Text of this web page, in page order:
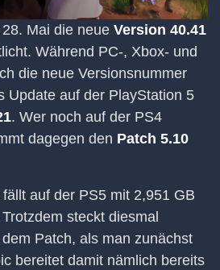
Mai die neue Version 40.41
Während PC-, Xbox- und
die neue Versionsnummer
Update auf der PlayStation 5
. Wer noch auf der PS4
dagegen den Patch 5.10
auf der PS5 mit 2,951 GB
steckt diesmal
Patch, als man zunächst
bereitet damit nämlich bereits